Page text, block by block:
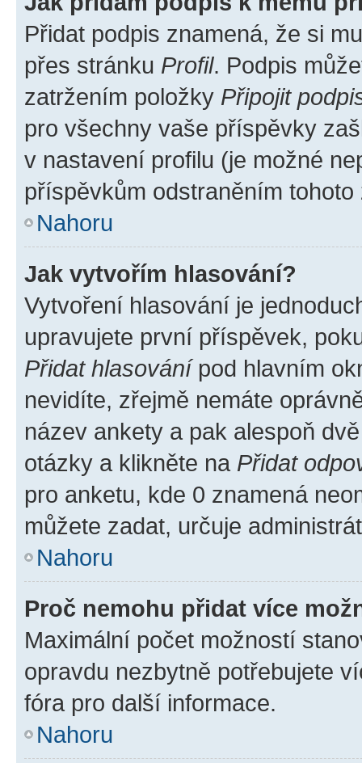
Přidat podpis znamená, že si
přes stránku Profil. Podpis
zatržením položky Připojit
pro všechny vaše příspěvky
v nastavení profilu (je možné
příspěvkům odstraněním
Nahoru
Jak vytvořím hlasování?
Vytvoření hlasování je
upravujete první příspěvek,
Přidat hlasovánípod hlavním
nevidíte, zřejmě nemáte
název ankety a pak alespoň
otázky a klikněte na Přidat
pro anketu, kde 0 znamená
můžete zadat, určuje
Nahoru
Proč nemohu přidat více
Maximální počet možností
opravdu nezbytně potřebujete
fóra pro další informace.
Nahoru